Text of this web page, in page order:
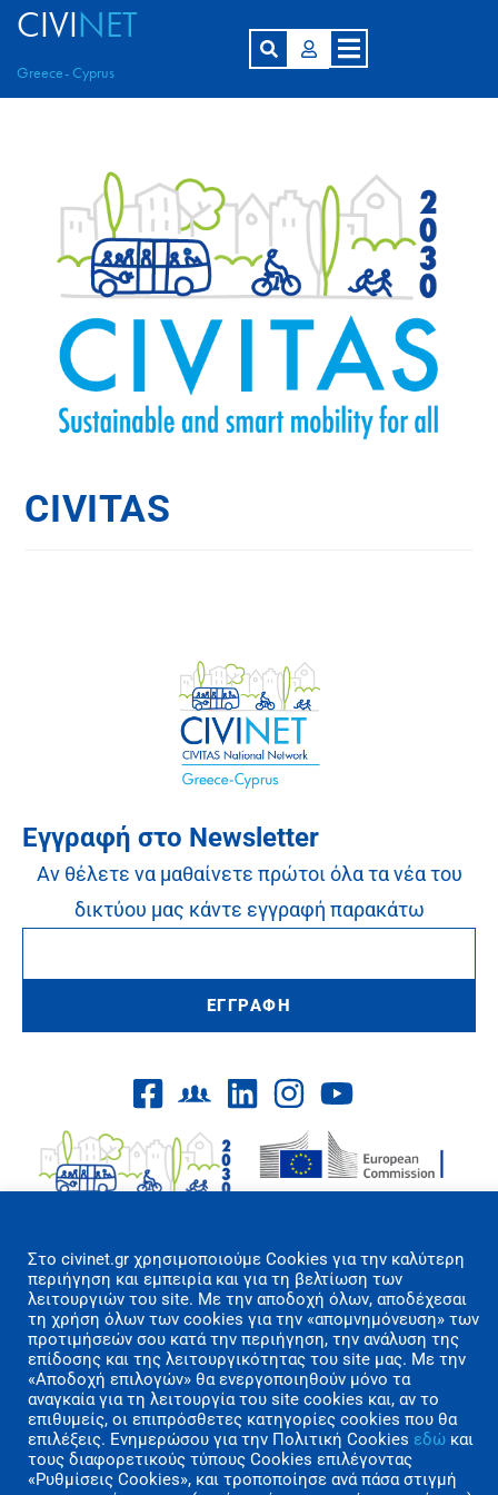
CIVINET
Greece- Cyprus
CIVITAS
Εγγραφή στο Newsletter
Αν θέλετε να μαθαίνετε πρώτοι όλα τα νέα του
δικτύου μας κάντε εγγραφή παρακάτω
ΕΓΓΡΑΦΗ
Όροι Χρήσης/Πολιτική Απορρήτου
Επικοινωνία
Copyright 2026 CIVINET Greece-Cyprus
A.M.K.E. All rights reserved | Created by
Polygons Studio
Στo civinet.gr χρησιμοποιούμε Cookies για την καλύτερη
περιήγηση και εμπειρία και για τη βελτίωση των
λειτουργιών του site. Με την αποδοχή όλων, αποδέχεσαι
τη χρήση όλων των cookies για την «απομνημόνευση» των
προτιμήσεών σου κατά την περιήγηση, την ανάλυση της
επίδοσης και της λειτουργικότητας του site μας. Με την
«Αποδοχή επιλογών» θα ενεργοποιηθούν μόνο τα
αναγκαία για τη λειτουργία του site cookies και, αν το
επιθυμείς, οι επιπρόσθετες κατηγορίες cookies που θα
επιλέξεις. Ενημερώσου για την Πολιτική Cookies εδώ και
τους διαφορετικούς τύπους Cookies επιλέγοντας
«Ρυθμίσεις Cookies», και τροποποίησε ανά πάσα στιγμή